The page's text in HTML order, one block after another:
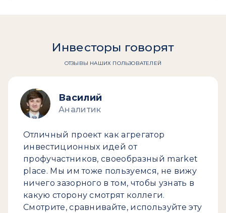
Инвесторы говорят
ОТЗЫВЫ НАШИХ ПОЛЬЗОВАТЕЛЕЙ
Василий
Аналитик
Отличный проект как агрегатор
инвестиционных идей от
профучастников, своеобразный market
place. Мы им тоже пользуемся, не вижу
ничего зазорного в том, чтобы узнать в
какую сторону смотрят коллеги.
Смотрите, сравнивайте, используйте эту